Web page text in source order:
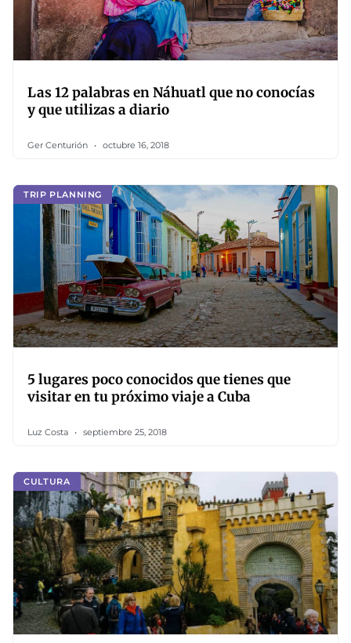
Las 12 palabras en Náhuatl que no conocías
y que utilizas a diario
Ger Centurión octubre 16, 2018
TRIP PLANNING
5 lugares poco conocidos que tienes que
visitar en tu próximo viaje a Cuba
Luz Costa septiembre 25, 2018
CULTURA